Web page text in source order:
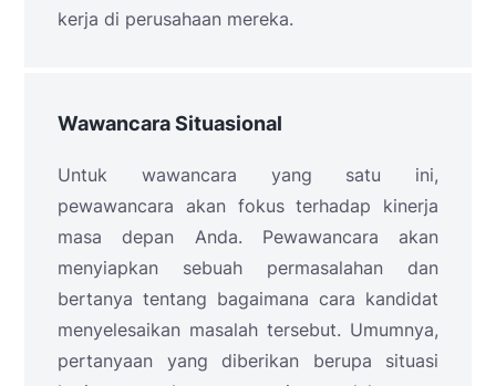
kerja di perusahaan mereka.
Wawancara Situasional
Untuk wawancara yang satu ini,
pewawancara akan fokus terhadap kinerja
masa depan Anda. Pewawancara akan
menyiapkan sebuah permasalahan dan
bertanya tentang bagaimana cara kandidat
menyelesaikan masalah tersebut. Umumnya,
pertanyaan yang diberikan berupa situasi